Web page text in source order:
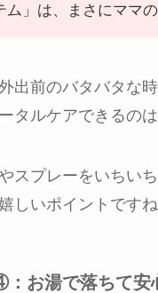
ム」は、まさにママの
出前のバタバタな
タルケアできるのは
スプレーをいちい
しいポイントです
：お湯で落ちて安